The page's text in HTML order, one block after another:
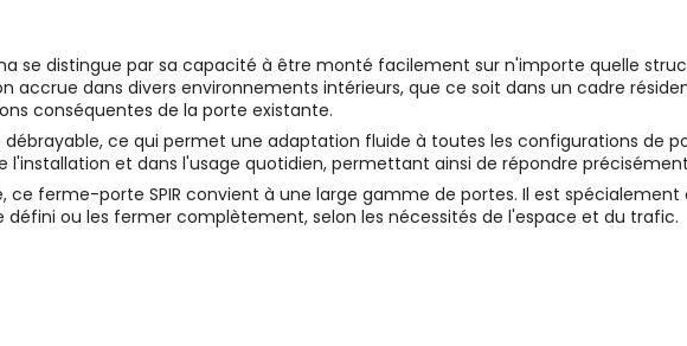
se distingue par sa capacité à être monté facilement sur n'importe quelle
accrue dans divers environnements intérieurs, que ce soit dans un cadre
conséquentes de la porte existante.
ce qui permet une adaptation fluide à toutes les configurations de
et dans l'usage quotidien, permettant ainsi de répondre
ferme-porte SPIR convient à une large gamme de portes. Il est
ou les fermer complètement, selon les nécessités de l'espace et du trafic.